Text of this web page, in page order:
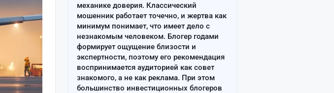
механике доверия. Классический
мошенник работает точечно, и жертва как
минимум понимает, что имеет дело с
незнакомым человеком. Блогер годами
формирует ощущение близости и
экспертности, поэтому его рекомендация
воспринимается аудиторией как совет
знакомого, а не как реклама. При этом
большинство инвестиционных блогеров